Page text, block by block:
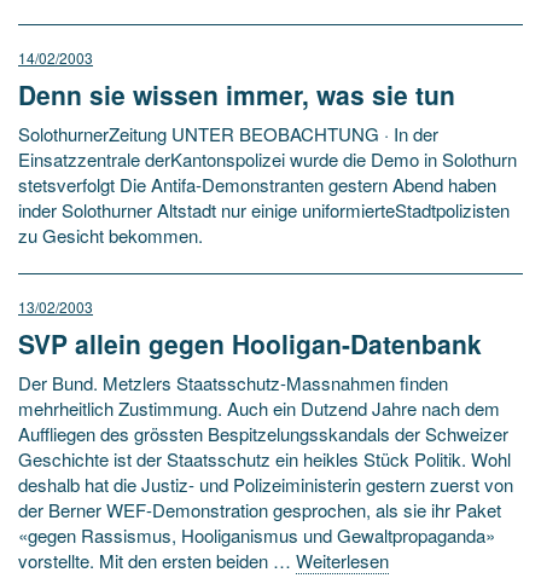
14/02/2003
Denn sie wissen immer, was sie tun
SolothurnerZeitung UNTER BEOBACHTUNG · In der
Einsatzzentrale derKantonspolizei wurde die Demo in Solothurn
stetsverfolgt Die Antifa-Demonstranten gestern Abend haben
inder Solothurner Altstadt nur einige uniformierteStadtpolizisten
zu Gesicht bekommen.
13/02/2003
SVP allein gegen Hooligan-Datenbank
Der Bund. Metzlers Staatsschutz-Massnahmen finden
mehrheitlich Zustimmung. Auch ein Dutzend Jahre nach dem
Auffliegen des grössten Bespitzelungsskandals der Schweizer
Geschichte ist der Staatsschutz ein heikles Stück Politik. Wohl
deshalb hat die Justiz- und Polizeiministerin gestern zuerst von
der Berner WEF-Demonstration gesprochen, als sie ihr Paket
«gegen Rassismus, Hooliganismus und Gewaltpropaganda»
vorstellte. Mit den ersten beiden … Weiterlesen